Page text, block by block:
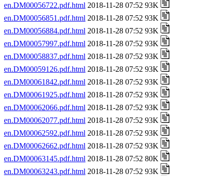
en.DM00056722.pdf.html 2018-11-28 07:52 93K
en.DM00056851.pdf.html 2018-11-28 07:52 93K
en.DM00056884.pdf.html 2018-11-28 07:52 93K
en.DM00057997.pdf.html 2018-11-28 07:52 93K
en.DM00058837.pdf.html 2018-11-28 07:52 93K
en.DM00059126.pdf.html 2018-11-28 07:52 93K
en.DM00061842.pdf.html 2018-11-28 07:52 93K
en.DM00061925.pdf.html 2018-11-28 07:52 93K
en.DM00062066.pdf.html 2018-11-28 07:52 93K
en.DM00062077.pdf.html 2018-11-28 07:52 93K
en.DM00062592.pdf.html 2018-11-28 07:52 93K
en.DM00062662.pdf.html 2018-11-28 07:52 93K
en.DM00063145.pdf.html 2018-11-28 07:52 80K
en.DM00063243.pdf.html 2018-11-28 07:52 93K